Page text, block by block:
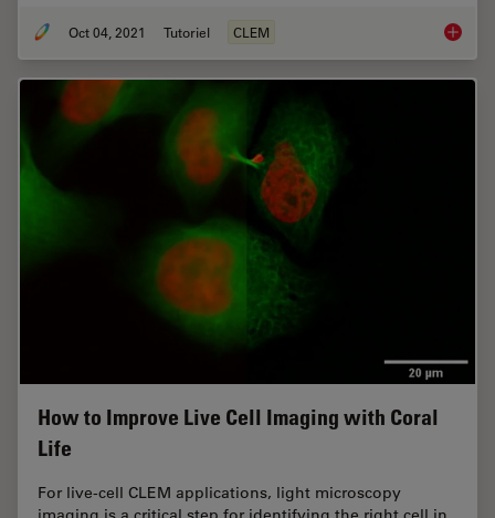
Oct 04, 2021 Tutoriel CLEM How to
How to Improve Live Cell Imaging with Coral
Life
For live-cell CLEM applications, light microscopy